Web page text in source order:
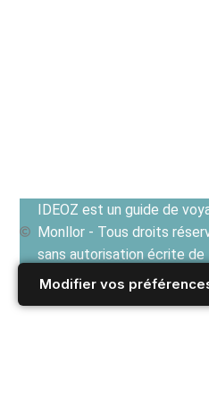
Modifier vos
IDEOZ est un guide de
Monllor - Tous droits
sans autorisation écrite
Voir les Conditions générales